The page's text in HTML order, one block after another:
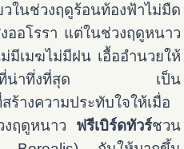
นช่วงฤดูร้อนท้องฟ้าไม่มืด
ออโรรา แต่ในช่วงฤดูหนาว
มีเมฆไม่มีฝน เอื้ออำนวยให้
ชาติที่น่าทึ่งที่สุด เป็น
างความประทับใจให้เมื่อ
งฤดูหนาว ฟรีเบิร์ดทัวร์ชวน